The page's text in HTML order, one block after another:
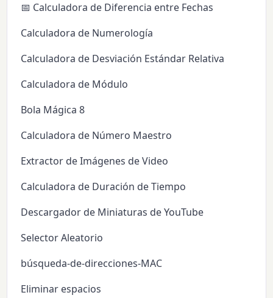
📅 Calculadora de Diferencia entre Fechas
Calculadora de Numerología
Calculadora de Desviación Estándar Relativa
Calculadora de Módulo
Bola Mágica 8
Calculadora de Número Maestro
Extractor de Imágenes de Video
Calculadora de Duración de Tiempo
Descargador de Miniaturas de YouTube
Selector Aleatorio
búsqueda-de-direcciones-MAC
Eliminar espacios